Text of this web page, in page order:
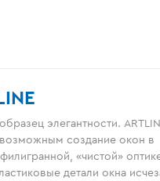
элегантности.
возможным создание окон в
«чистой»
детали окна